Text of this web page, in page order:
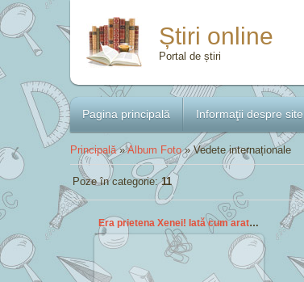
Știri online
Portal de știri
Pagina principală Informaţii despre site
Principală»Album Foto» Vedete internaționale
Poze în categorie:11
Era prietena Xenei! Iată cum arată Gabrielle la 20